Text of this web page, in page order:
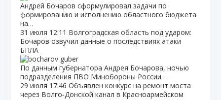
Андрей Бочаров сформулировал задачи по
формированию и исполнению областного бюджета
на…
31 июля 12:11 Волгоградская область под ударом:
Бочаров озвучил данные о последствиях атаки
БПЛА
По данным губернатора Андрея Бочарова, ночью
подразделения ПВО Минобороны России…
29 июля 17:46 Объявлен конкурс на ремонт моста
через Волго‑Донской канал в Красноармейском